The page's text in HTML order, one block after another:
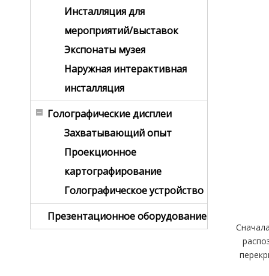
Инсталляция для
мероприятий/выставок
Экспонаты музея
Наружная интерактивная
инсталляция
Голографические дисплеи
Захватывающий опыт
Проекционное
картографирование
Голографическое устройство
Презентационное оборудование